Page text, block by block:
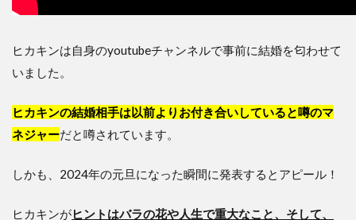
ヒカキンは自身のyoutubeチャンネルで事前に結婚を匂わせて
いました。
ヒカキンの結婚相手は以前よりお付き合いしていると噂のマ
ネジャーだと噂されています。
しかも、2024年の元旦になった瞬間に発表するとアピール！
ヒカキンがヒントはバラの花や人生で重大なこと、そして、